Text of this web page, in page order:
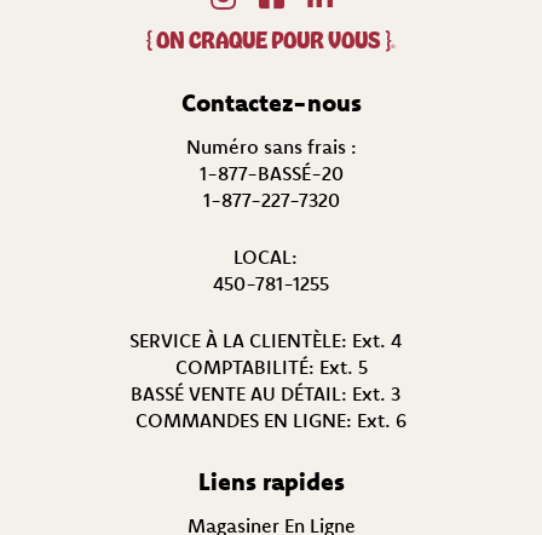
{ ON CRAQUE POUR VOUS }®
Contactez-nous
Numéro sans frais :
1-877-BASSÉ-20
1-877-227-7320
LOCAL:
450-781-1255
SERVICE À LA CLIENTÈLE: Ext. 4
COMPTABILITÉ: Ext. 5
BASSÉ VENTE AU DÉTAIL: Ext. 3
COMMANDES EN LIGNE: Ext. 6
Liens rapides
Magasiner En Ligne